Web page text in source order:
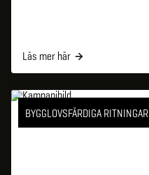
Läs mer här
BYGGLOVSFÄRDIGA RITNINGAR